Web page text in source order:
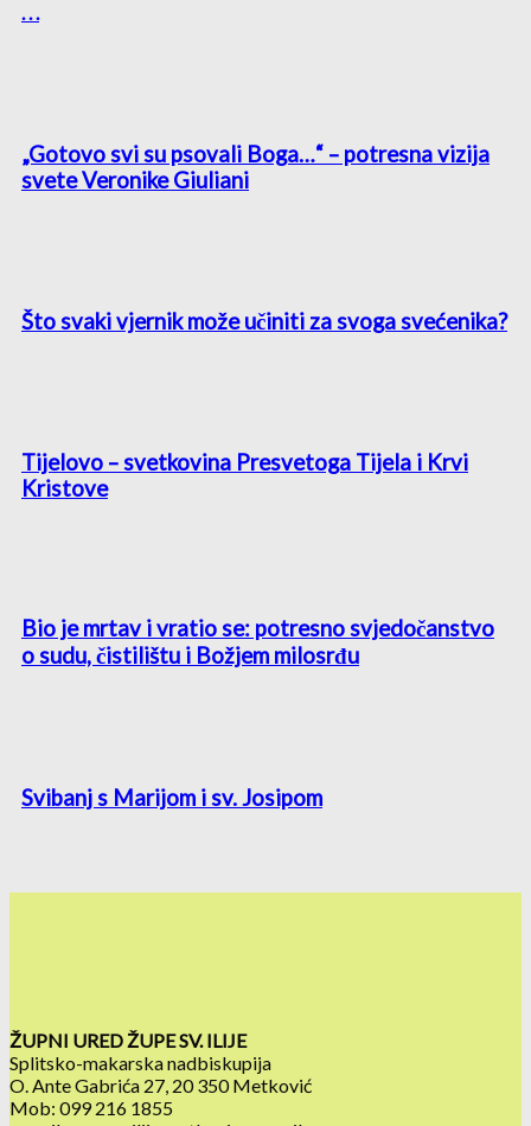
. . .
„Gotovo svi su psovali Boga…“ – potresna vizija
svete Veronike Giuliani
Što svaki vjernik može učiniti za svoga svećenika?
Tijelovo – svetkovina Presvetoga Tijela i Krvi
Kristove
Bio je mrtav i vratio se: potresno svjedočanstvo
o sudu, čistilištu i Božjem milosrđu
Svibanj s Marijom i sv. Josipom
ŽUPNI URED ŽUPE SV. ILIJE
Splitsko-makarska nadbiskupija
O. Ante Gabrića 27, 20 350 Metković
Mob: 099 216 1855